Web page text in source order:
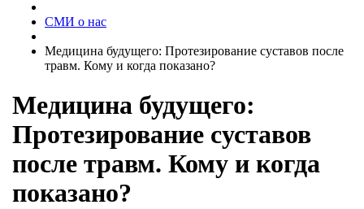
СМИ о нас
Медицина будущего: Протезирование суставов после
травм. Кому и когда показано?
Медицина будущего:
Протезирование суставов
после травм. Кому и когда
показано?